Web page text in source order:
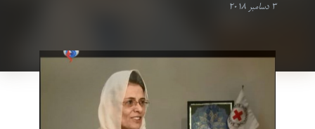
3 دسامبر 2018